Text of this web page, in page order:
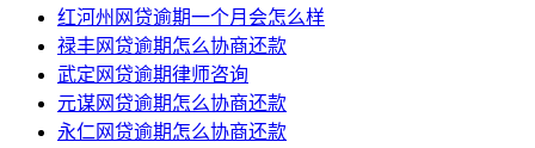
红河州网贷逾期一个月会怎么样
禄丰网贷逾期怎么协商还款
武定网贷逾期律师咨询
元谋网贷逾期怎么协商还款
永仁网贷逾期怎么协商还款